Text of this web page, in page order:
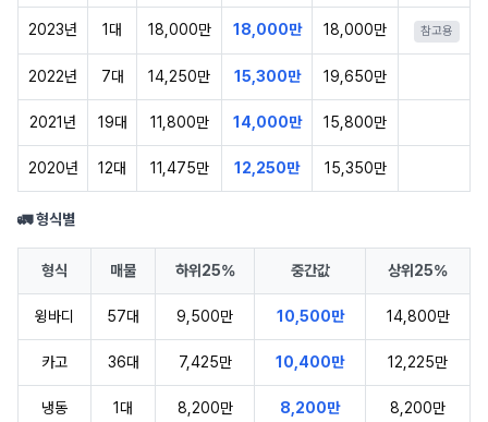
2023년 1대 18,000만 18,000만 18,000만 참고용
2022년 7대 14,250만 15,300만 19,650만
2021년 19대 11,800만 14,000만 15,800만
2020년 12대 11,475만 12,250만 15,350만
🚛 형식별
형식 매물 하위25% 중간값 상위25%
윙바디 57대 9,500만 10,500만 14,800만
카고 36대 7,425만 10,400만 12,225만
냉동 1대 8,200만 8,200만 8,200만